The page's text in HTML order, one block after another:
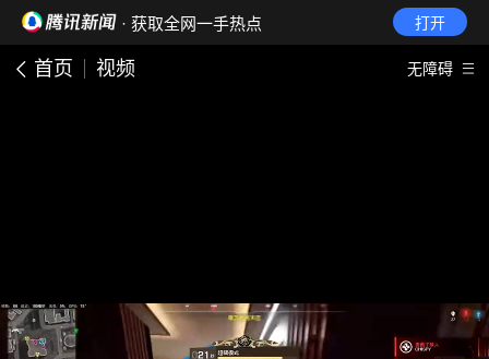
· 获取全网一手热点 打开
首页 视频 无障碍